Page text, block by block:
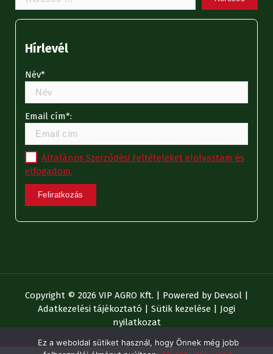
Hírlevél
Név*
Email cím*:
Általános Szerződési Feltételeket elolvastam és
elfogadom.
Copyright © 2026 VIP AGRO Kft. | Powered by Devsol |
Adatkezelési tájékoztató | Sütik kezelése | Jogi
nyilatkozat
Ez a weboldal sütiket használ, hogy Önnek még jobb